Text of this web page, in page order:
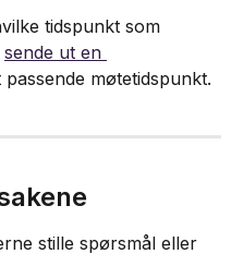
tidspunkt som
sende ut en
møtetidspunkt.
stille spørsmål eller